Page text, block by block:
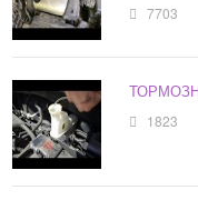
7703
1823